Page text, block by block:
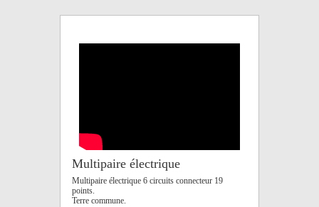
Multipaire électrique
Multipaire électrique 6 circuits connecteur 19
points.
Terre commune.